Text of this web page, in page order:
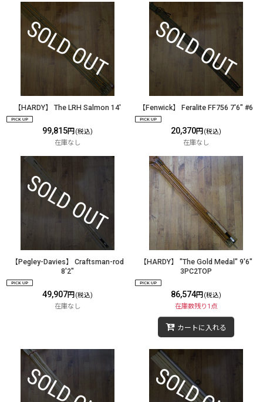
【HARDY】 The LRH Salmon 14'
99,815円 (税込)
在庫なし
【Fenwick】 Feralite FF756 7'6" #6
20,370円 (税込)
在庫なし
【Pegley-Davies】 Craftsman-rod
8'2"
49,907円 (税込)
在庫なし
【HARDY】 "The Gold Medal" 9'6"
3PC2TOP
86,574円 (税込)
在庫数残り1点
カートに入れる